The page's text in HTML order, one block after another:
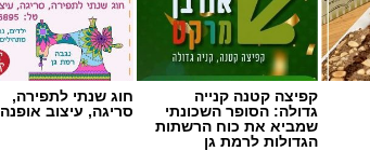
קפיצה קטנה קנייה
גדולה: הסופר השכונתי
שמביא את כוח הרשתות
הגדולות לרמת גן
חוג שנתי לתפירה,
סריגה, עיצוב אופנה